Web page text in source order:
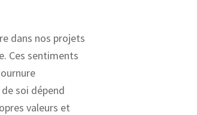
dans nos projets
Ces sentiments
soi dépend
valeurs et